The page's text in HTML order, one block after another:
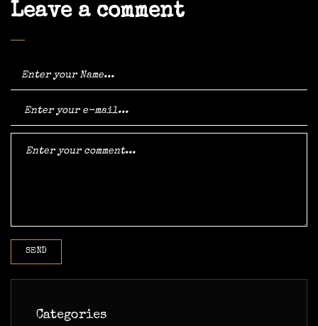
Leave a comment
Categories